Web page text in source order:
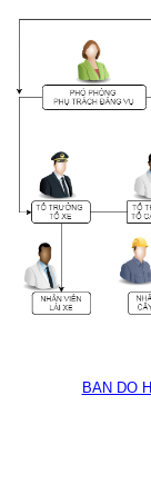
BAN DO